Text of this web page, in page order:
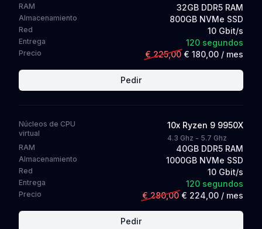
RAM
32GB DDR5 RAM
Almacenamiento 800GB NVMe SSD
Red 10 Gbit/s
Entrega 120 segundos
Precio € 225,00 € 180,00 / mes
Pedir
Núcleos de CPU
virtual
10x Ryzen 9 9950X
4.3 Ghz - 5.7 Ghz
RAM
40GB DDR5 RAM
Almacenamiento 1000GB NVMe SSD
Red 10 Gbit/s
Entrega 120 segundos
Precio € 280,00 € 224,00 / mes
Pedir